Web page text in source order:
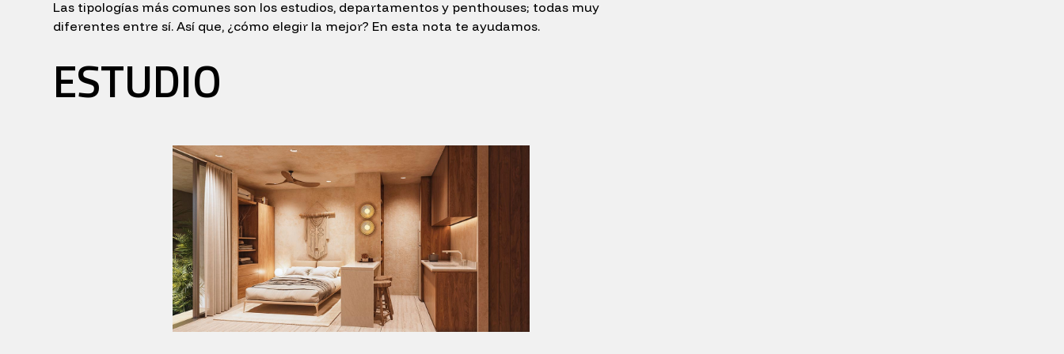
Las tipologías más comunes son los estudios, departamentos y penthouses; todas muy
diferentes entre sí. Así que, ¿cómo elegir la mejor? En esta nota te ayudamos.
ESTUDIO